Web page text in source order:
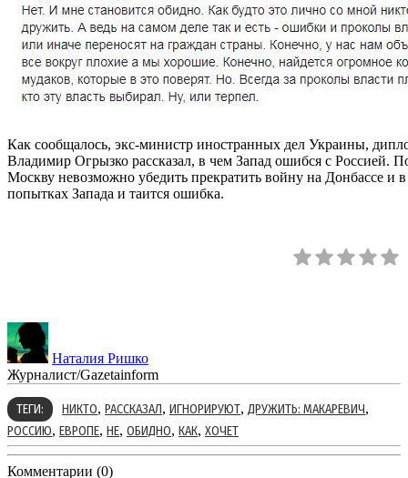
Как сообщалось, экс-министр иностранных дел Украины,
Владимир Огрызко рассказал, в чем Запад ошибся с Россией.
Москву невозможно убедить прекратить войну на Донбассе и в
попытках Запада и таится ошибка.
Наталия Ришко
Журналист/Gazetainform
ТЕГИ: НИКТО, РАССКАЗАЛ, ИГНОРИРУЮТ, ДРУЖИТЬ: МАКАРЕВИЧ,
РОССИЮ, ЕВРОПЕ, НЕ, ОБИДНО, КАК, ХОЧЕТ
Комментарии (0)